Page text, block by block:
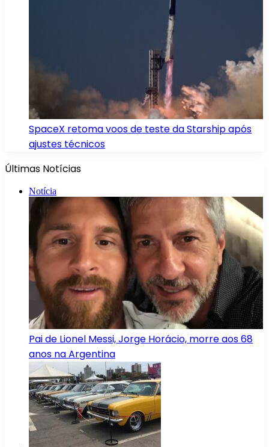
SpaceX retoma voos de teste da Starship após
ajustes técnicos
Últimas Notícias
Notícia
Pai de Lionel Messi, Jorge Horácio, morre aos 68
anos na Argentina